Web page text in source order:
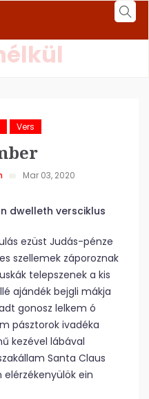
Vers
Mar 03, 2020
dwelleth versciklus
ezüst Judás-pénze
szellemek záporoznak
telepszenek a kis
ajándék bejgli mákja
gonosz lelkem ó
pásztorok ivadéka
kezével lábával
Santa Claus
elérzékenyülök ein